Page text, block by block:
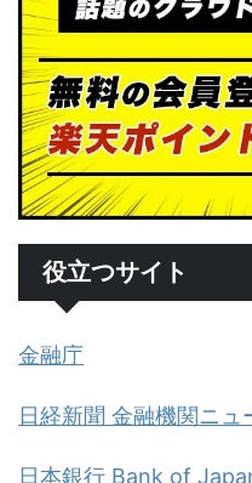
役立つサイト
金融庁
日経新聞 金融機関ニュ
日本銀行 Bank of